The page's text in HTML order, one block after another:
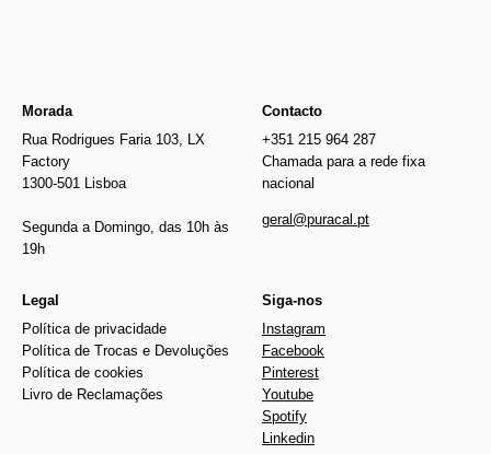
Morada
Rua Rodrigues Faria 103, LX
Factory
1300-501 Lisboa
Segunda a Domingo, das 10h às
19h
Contacto
+351 215 964 287
Chamada para a rede fixa
nacional
geral@puracal.pt
Legal
Política de privacidade
Política de Trocas e Devoluções
Política de cookies
Livro de Reclamações
Siga-nos
Instagram
Facebook
Pinterest
Youtube
Spotify
Linkedin